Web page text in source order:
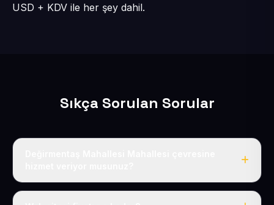
USD + KDV ile her şey dahil.
Sıkça Sorulan Sorular
Evet, Değirmentaş Mahallesi dahil tüm Sarız ve Sarız